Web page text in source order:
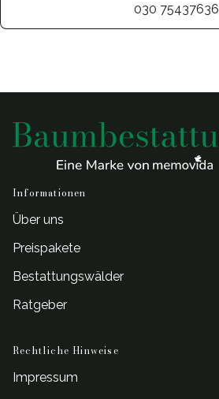
030 75437636
Informationen
Über uns
Preispakete
Bestattungswälder
Ratgeber
Rechtliche Hinweise
Impressum